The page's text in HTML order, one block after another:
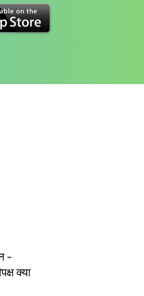
-
क्या